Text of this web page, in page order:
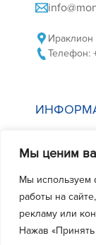
Мы ценим
Мы используем
работы на
рекламу или
Нажав «Принять
Ираклион
Телефон:
Политика
Условия
Часто
Свяжитесь